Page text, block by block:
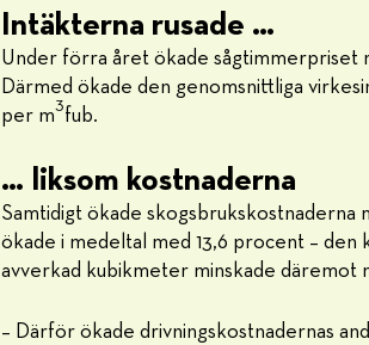
Intäkterna rusade …
Under förra året ökade sågtimmerpriset
Därmed ökade den genomsnittliga
per m
3
fub.
… liksom kostnaderna
Samtidigt ökade
ökade i medeltal med 13,6 procent –
avverkad kubikmeter minskade däremot
– Därför ökade drivningskostnadernas